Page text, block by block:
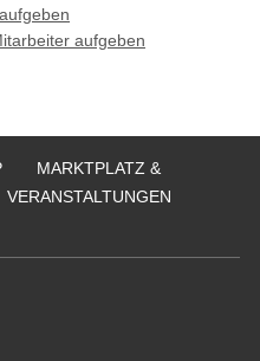
aufgeben
MARKTPLATZ &
VERANSTALTUNGEN